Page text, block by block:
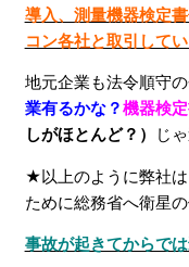
導入、測量機器検定
コン各社と取引してい
地元企業も法令順守
業有るかな？機器検
しがほとんど？）
じ
★以上のように弊社
ために総務省へ衛星
事故が起きてからで